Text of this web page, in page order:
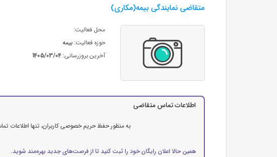
متقاضی نمایندگی بیمه(مکاری)
محل فعالیت:
حوزه فعالیت: بیمه
آخرین بروزرسانی: 1405/03/04
اطلاعات تماس متقاضی
به منظور حفظ حریم خصوصی کاربران، تنها اطلاعات
همین حالا اعلان رایگان خود را ثبت کنید تا از فرصت‌های جدید بهره‌مند شوید.